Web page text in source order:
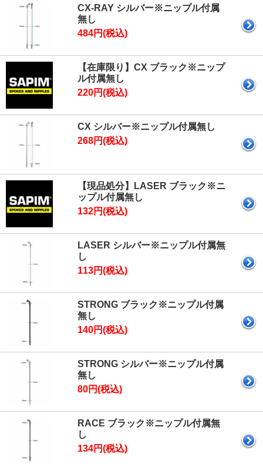
CX-RAY シルバー※ニップル付属
無し
484円(税込)
【在庫限り】CX ブラック※ニップ
ル付属無し
220円(税込)
CX シルバー※ニップル付属無し
268円(税込)
【現品処分】LASER ブラック※ニ
ップル付属無し
132円(税込)
LASER シルバー※ニップル付属無
し
113円(税込)
STRONG ブラック※ニップル付属
無し
140円(税込)
STRONG シルバー※ニップル付属
無し
80円(税込)
RACE ブラック※ニップル付属無
し
134円(税込)